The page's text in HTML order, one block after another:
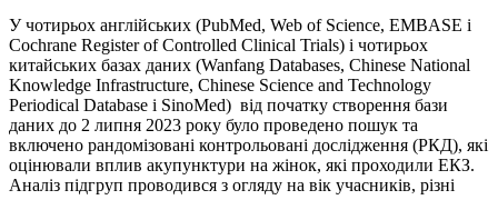
У чотирьох англійських (PubMed, Web of Science, EMBASE і
Cochrane Register of Controlled Clinical Trials) і чотирьох
китайських базах даних (Wanfang Databases, Chinese National
Knowledge Infrastructure, Chinese Science and Technology
Periodical Database і SinoMed) від початку створення бази
даних до 2 липня 2023 року було проведено пошук та
включено рандомізовані контрольовані дослідження (РКД), які
оцінювали вплив акупунктури на жінок, які проходили ЕКЗ.
Аналіз підгруп проводився з огляду на вік учасників, різні